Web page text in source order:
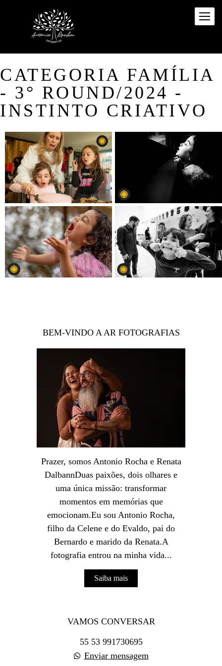
CATEGORIA FAMÍLIA
- 3° ROUND/2024 -
INSTINTO CRIATIVO
BEM-VINDO A AR FOTOGRAFIAS
Prazer, somos Antonio Rocha e Renata
DalbannDuas paixões, dois olhares e
uma única missão: transformar
momentos em memórias que
emocionam.Eu sou Antonio Rocha,
filho da Celene e do Evaldo, pai do
Bernardo e marido da Renata.A
fotografia entrou na minha vida...
Saiba mais
VAMOS CONVERSAR
55 53 991730695
Enviar mensagem